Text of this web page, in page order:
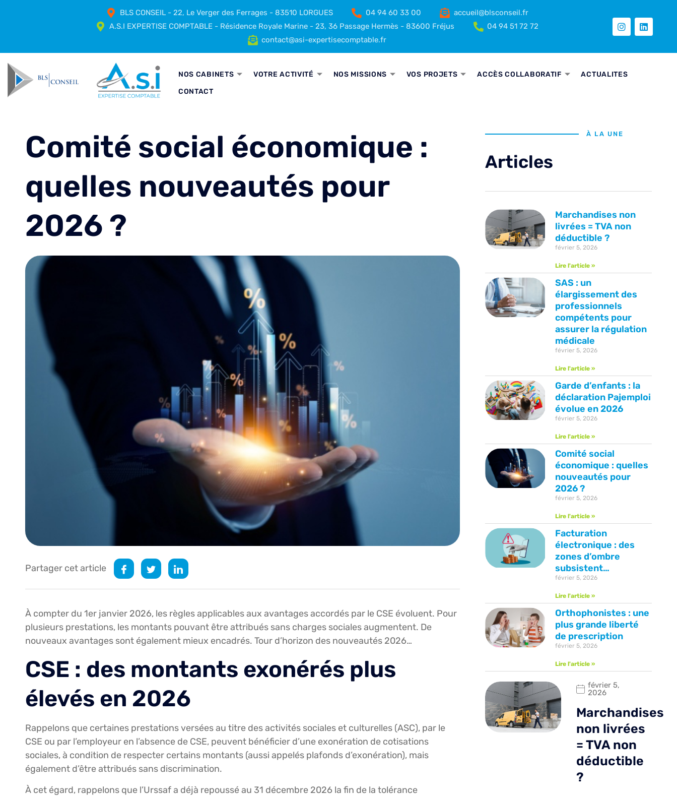
BLS CONSEIL - 22, Le Verger des Ferrages - 83510 LORGUES 04 94 60 33 00
accueil@blsconseil.fr
A.S.I EXPERTISE COMPTABLE - Résidence Royale Marine - 23, 36 Passage Hermès - 83600 Fréjus
04 94 51 72 72
contact@asi-expertisecomptable.fr
NOS CABINETS VOTRE ACTIVITÉ NOS MISSIONS VOS PROJETS ACCÈS COLLABORATIF
ACTUALITES
CONTACT
Comité social économique :
quelles nouveautés pour
2026 ?
Partager cet article
À compter du 1er janvier 2026, les règles applicables aux avantages accordés par le CSE évoluent. Pour
plusieurs prestations, les montants pouvant être attribués sans charges sociales augmentent. De
nouveaux avantages sont également mieux encadrés. Tour d’horizon des nouveautés 2026…
CSE : des montants exonérés plus
élevés en 2026
Rappelons que certaines prestations versées au titre des activités sociales et culturelles (ASC), par le
CSE ou par l’employeur en l’absence de CSE, peuvent bénéficier d’une exonération de cotisations
sociales, à condition de respecter certains montants (aussi appelés plafonds d’exonération), mais
également d’être attribués sans discrimination.
À cet égard, rappelons que l’Urssaf a déjà repoussé au 31 décembre 2026 la fin de la tolérance
À LA UNE
Articles
Marchandises non
livrées = TVA non
déductible ?
février 5, 2026
Lire l'article »
SAS : un
élargissement des
professionnels
compétents pour
assurer la régulation
médicale
février 5, 2026
Lire l'article »
Garde d’enfants : la
déclaration Pajemploi
évolue en 2026
février 5, 2026
Lire l'article »
Comité social
économique : quelles
nouveautés pour
2026 ?
février 5, 2026
Lire l'article »
Facturation
électronique : des
zones d’ombre
subsistent…
février 5, 2026
Lire l'article »
Orthophonistes : une
plus grande liberté
de prescription
février 5, 2026
Lire l'article »
février 5,
2026
Marchandises
non livrées
= TVA non
déductible
?